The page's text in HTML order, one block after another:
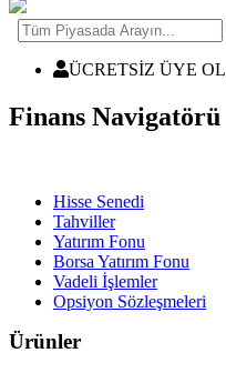
ÜCRETSİZ ÜYE OL
Finans Navigatörü
Hisse Senedi
Tahviller
Yatırım Fonu
Borsa Yatırım Fonu
Vadeli İşlemler
Opsiyon Sözleşmeleri
Ürünler